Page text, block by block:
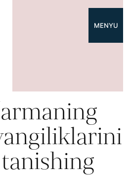
MENYU